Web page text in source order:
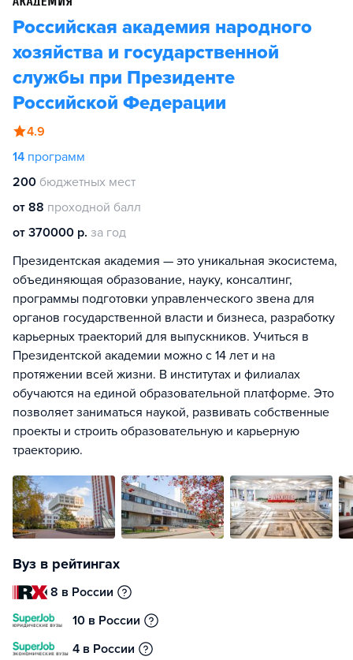
Российская академия народного
хозяйства и государственной
службы при Президенте
Российской Федерации
4.9
14 программ
200 бюджетных мест
от 88 проходной балл
от 370000 р. за год
Президентская академия — это уникальная экосистема,
объединяющая образование, науку, консалтинг,
программы подготовки управленческого звена для
органов государственной власти и бизнеса, разработку
карьерных траекторий для выпускников. Учиться в
Президентской академии можно с 14 лет и на
протяжении всей жизни. В институтах и филиалах
обучаются на единой образовательной платформе. Это
позволяет заниматься наукой, развивать собственные
проекты и строить образовательную и карьерную
траекторию.
Вуз в рейтингах
8 в России
10 в России
4 в России